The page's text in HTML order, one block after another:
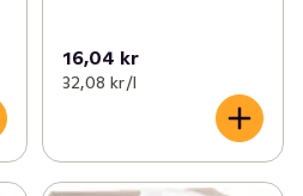
16,04 kr
32,08 kr /l